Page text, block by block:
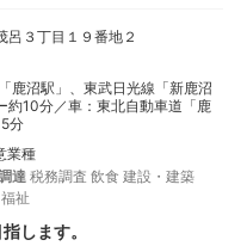
呂３丁目１９番地２
鹿沼駅」、東武日光線「新鹿沼
約10分／車：東北自動車道「鹿
分
業種
達 税務調査 飲食 建設・建築
祉
します。